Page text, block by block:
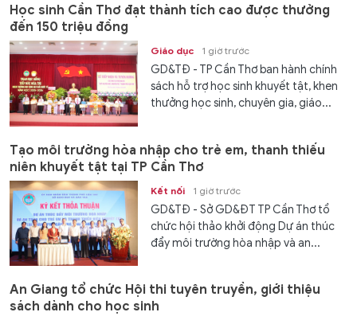
Học sinh Cần Thơ đạt thành tích cao được thưởng
đến 150 triệu đồng
Giáo dục 1 giờ trước
GD&TĐ - TP Cần Thơ ban hành chính
sách hỗ trợ học sinh khuyết tật, khen
thưởng học sinh, chuyên gia, giáo...
Tạo môi trường hòa nhập cho trẻ em, thanh thiếu
niên khuyết tật tại TP Cần Thơ
Kết nối 1 giờ trước
GD&TĐ - Sở GD&ĐT TP Cần Thơ tổ
chức hội thảo khởi động Dự án thúc
đẩy môi trường hòa nhập và an...
An Giang tổ chức Hội thi tuyên truyền, giới thiệu
sách dành cho học sinh